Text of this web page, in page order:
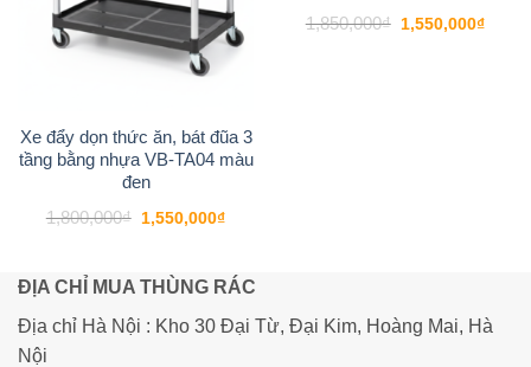
Xe đẩy dọn thức ăn, bát đũa 3
tầng bằng nhựa VB-TA04 màu
đen
1,800,000₫
Giá
gốc
1,550,000₫Giá
1,550,000₫.
1,850,000₫
Giá
gốc
1,550,000₫Giá
ĐỊA CHỈ MUA THÙNG RÁC
Địa chỉ Hà Nội : Kho 30 Đại Từ, Đại Kim, Hoàng Mai, Hà
Nội